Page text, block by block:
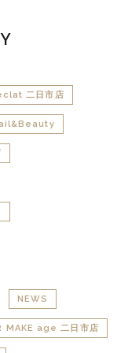
二日市店
NEWS
MAKE age 二日市店